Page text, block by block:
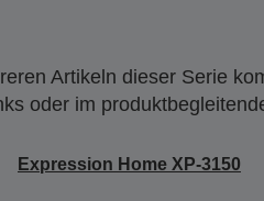
Artikeln dieser Serie
oder im
Expression Home XP-3150